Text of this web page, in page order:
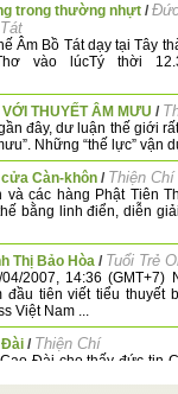
trong thường nhựt /
Âm Bồ Tát dạy tại Tây
vào lúcTý thời
THUYẾT ÂM MƯU /
đây, dư luận thế giới
Những “thế lực” vận
Càn-khôn / Thiện Chí
các hàng Phật Tiên
bằng linh điển, diễn
Thị Bảo Hòa / Tuổi Trẻ
2007, 14:36 (GMT+7)
đầu tiên viết tiểu thuyết
Việt Nam ...
/ Thiện Chí
Đài cho thấy đức tin